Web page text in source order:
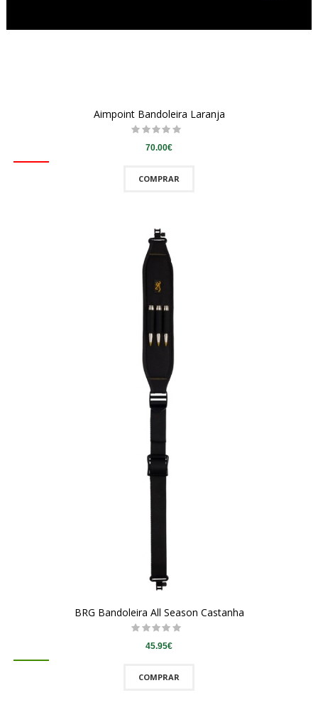
Aimpoint Bandoleira Laranja
70.00€
COMPRAR
BRG Bandoleira All Season Castanha
45.95€
COMPRAR